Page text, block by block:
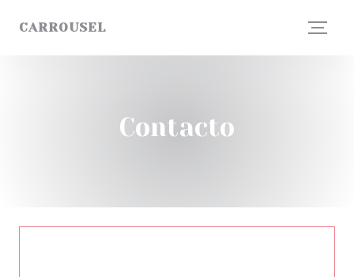
CARROUSEL
Contacto